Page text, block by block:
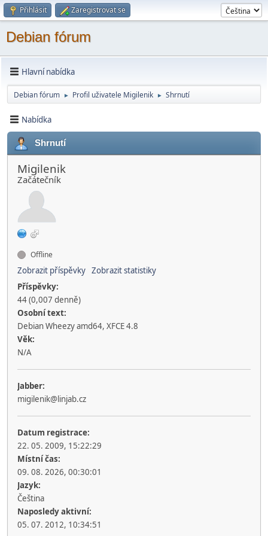
Přihlásit Zaregistrovat se
Debian fórum
Hlavní nabídka
Debian fórum ► Profil uživatele Migilenik ► Shrnutí
Nabídka
Shrnutí
Migilenik
Začátečník
Offline
Zobrazit příspěvky Zobrazit statistiky
Příspěvky:
44 (0,007 denně)
Osobní text:
Debian Wheezy amd64, XFCE 4.8
Věk:
N/A
Jabber:
migilenik@linjab.cz
Datum registrace:
22. 05. 2009, 15:22:29
Místní čas:
09. 08. 2026, 00:30:01
Jazyk:
Čeština
Naposledy aktivní:
05. 07. 2012, 10:34:51